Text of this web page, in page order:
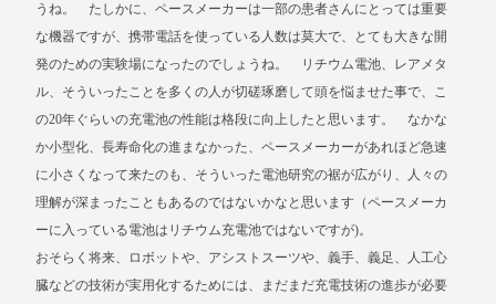
うね。 たしかに、ペースメーカーは一部の患者さんにとっては重要
な機器ですが、携帯電話を使っている人数は莫大で、とても大きな開
発のための実験場になったのでしょうね。 リチウム電池、レアメタ
ル、そういったことを多くの人が切磋琢磨して頭を悩ませた事で、こ
の20年ぐらいの充電池の性能は格段に向上したと思います。 なかな
か小型化、長寿命化の進まなかった、ペースメーカーがあれほど急速
に小さくなって来たのも、そういった電池研究の裾が広がり、人々の
理解が深まったこともあるのではないかなと思います（ペースメーカ
ーに入っている電池はリチウム充電池ではないですが)。
おそらく将来、ロボットや、アシストスーツや、義手、義足、人工心
臓などの技術が実用化するためには、まだまだ充電技術の進歩が必要